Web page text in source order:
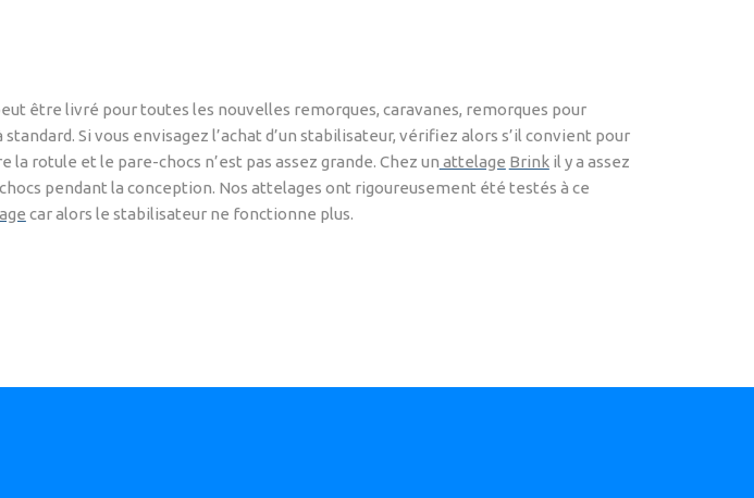
être livré pour toutes les nouvelles remorques, caravanes, remorques pour
Si vous envisagez l’achat d’un stabilisateur, vérifiez alors s’il convient pour
rotule et le pare-chocs n’est pas assez grande. Chez un attelage Brinkil y a assez
pendant la conception. Nos attelages ont rigoureusement été testés à ce
car alors le stabilisateur ne fonctionne plus.